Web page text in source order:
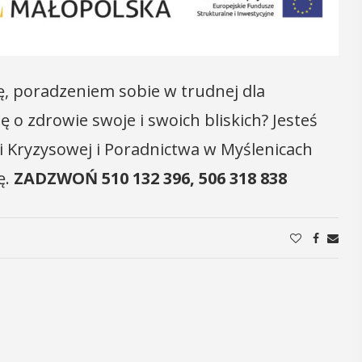
poradzeniem sobie w trudnej dla
o zdrowie swoje i swoich bliskich? Jesteś
i Poradnictwa w Myślenicach
ZADZWOŃ 510 132 396, 506 318 838
Spotkanie
Seniorów w
Jaworniku